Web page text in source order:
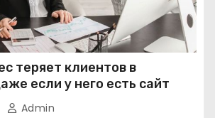
теряет клиентов в
если у него есть сайт
Admin